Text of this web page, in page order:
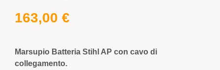
163,00 €
Marsupio Batteria Stihl AP con cavo di
collegamento.